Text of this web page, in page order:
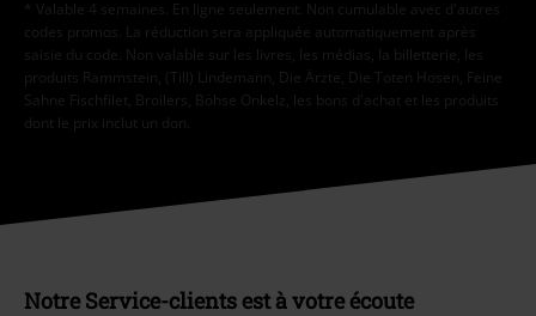
* Valable 4 semaines. En ligne seulement. Non cumulable avec d'autres
codes promos. La réduction sera appliquée automatiquement après
saisie du code. Non valable sur les livres, les médias, la billetterie, les
produits Rammstein, (Till) Lindemann, Die Ärzte, Die Toten Hosen, Feine
Sahne Fischfilet, Broilers, Böhse Onkelz, les bons d'achat et les produits
dont le prix inclut un don.
Notre Service-clients est à votre écoute